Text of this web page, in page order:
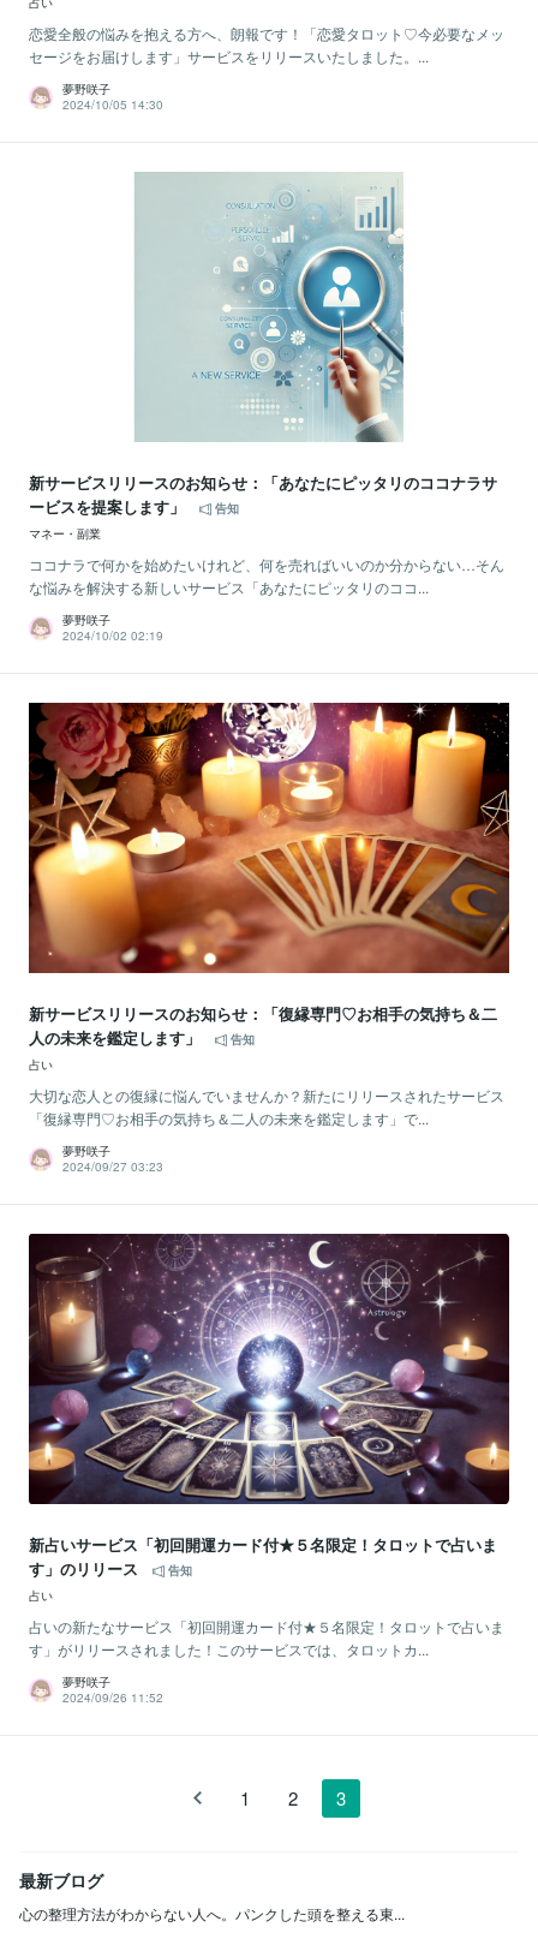
恋愛全般の悩みを抱える方へ、朗報です！「恋愛タロット♡今必要なメッ
セージをお届けします」サービスをリリースいたしました。...
夢野咲子
2024/10/05 14:30
新サービスリリースのお知らせ：「あなたにピッタリのココナラサ
ービスを提案します」
告知
マネー・副業
ココナラで何かを始めたいけれど、何を売ればいいのか分からない…そん
な悩みを解決する新しいサービス「あなたにピッタリのココ...
夢野咲子
2024/10/02 02:19
新サービスリリースのお知らせ：「復縁専門♡お相手の気持ち＆二
人の未来を鑑定します」
告知
占い
大切な恋人との復縁に悩んでいませんか？新たにリリースされたサービス
「復縁専門♡お相手の気持ち＆二人の未来を鑑定します」で...
夢野咲子
2024/09/27 03:23
新占いサービス「初回開運カード付★５名限定！タロットで占いま
す」のリリース
告知
占い
占いの新たなサービス「初回開運カード付★５名限定！タロットで占いま
す」がリリースされました！このサービスでは、タロットカ...
夢野咲子
2024/09/26 11:52
1 2 3
最新ブログ
心の整理方法がわからない人へ。パンクした頭を整える東...